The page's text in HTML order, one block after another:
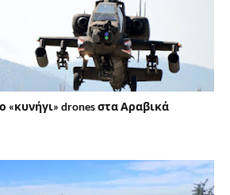
«κυνήγι» drones στα Αραβικά